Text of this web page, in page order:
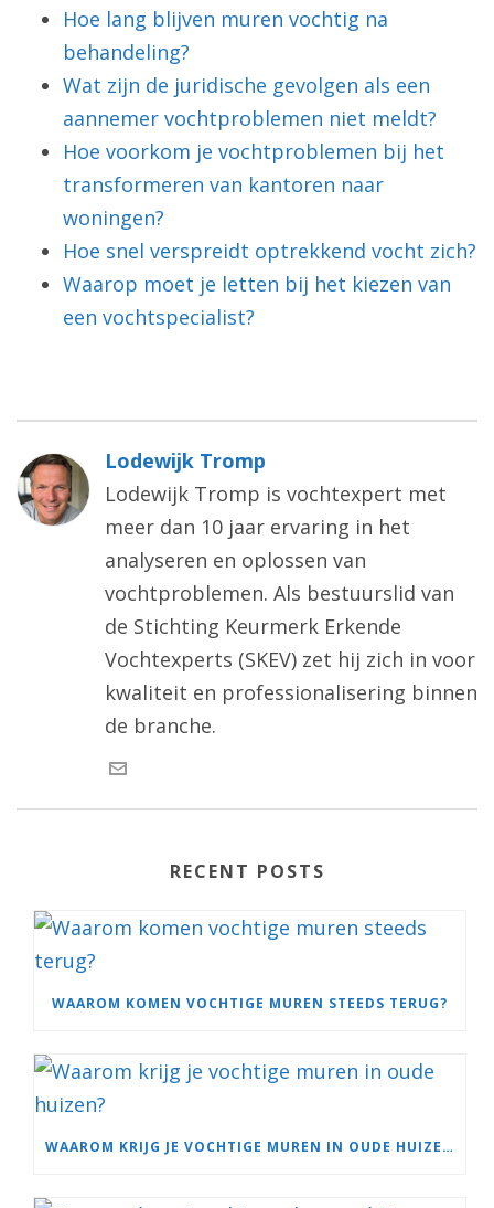
Hoe lang blijven muren vochtig na
behandeling?
Wat zijn de juridische gevolgen als een
aannemer vochtproblemen niet meldt?
Hoe voorkom je vochtproblemen bij het
transformeren van kantoren naar
woningen?
Hoe snel verspreidt optrekkend vocht zich?
Waarop moet je letten bij het kiezen van
een vochtspecialist?
Lodewijk Tromp
Lodewijk Tromp is vochtexpert met
meer dan 10 jaar ervaring in het
analyseren en oplossen van
vochtproblemen. Als bestuurslid van
de Stichting Keurmerk Erkende
Vochtexperts (SKEV) zet hij zich in voor
kwaliteit en professionalisering binnen
de branche.
RECENT POSTS
WAAROM KOMEN VOCHTIGE MUREN STEEDS TERUG?
WAAROM KRIJG JE VOCHTIGE MUREN IN OUDE HUIZEN?